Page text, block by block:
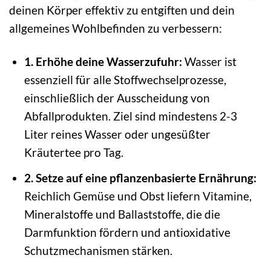
deinen Körper effektiv zu entgiften und dein
allgemeines Wohlbefinden zu verbessern:
1. Erhöhe deine Wasserzufuhr: Wasser ist
essenziell für alle Stoffwechselprozesse,
einschließlich der Ausscheidung von
Abfallprodukten. Ziel sind mindestens 2-3
Liter reines Wasser oder ungesüßter
Kräutertee pro Tag.
2. Setze auf eine pflanzenbasierte Ernährung:
Reichlich Gemüse und Obst liefern Vitamine,
Mineralstoffe und Ballaststoffe, die die
Darmfunktion fördern und antioxidative
Schutzmechanismen stärken.